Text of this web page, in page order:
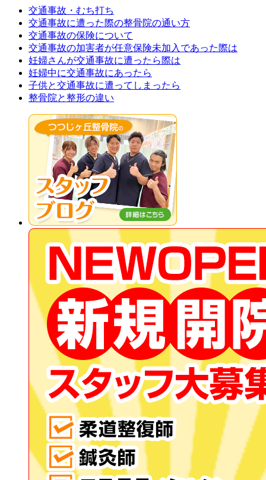
交通事故・むち打ち
交通事故に遭った際の整骨院の通い方
交通事故の保険について
交通事故の加害者が任意保険未加入であった際は
妊婦さんが交通事故に遭ったら際は
妊婦中に交通事故にあったら
子供と交通事故に遭ってしまったら
整骨院と整形の違い